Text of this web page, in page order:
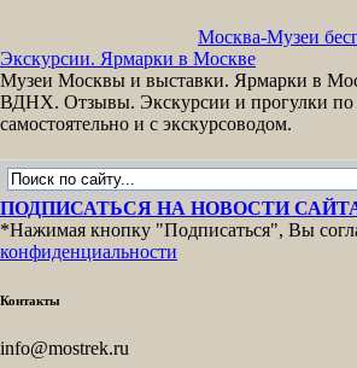
Москва-Музеи
Экскурсии. Ярмарки в Москве
Музеи Москвы и выставки. Ярмарки в
ВДНХ. Отзывы. Экскурсии и прогулки по
самостоятельно и с экскурсоводом.
ПОДПИСАТЬСЯ НА НОВОСТИ
*Нажимая кнопку "Подписаться", Вы
конфиденциальности
Контакты
info@mostrek.ru